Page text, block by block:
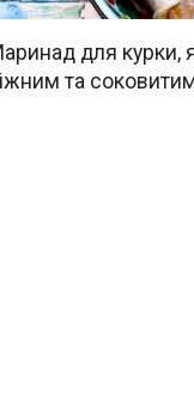
для курки,
та